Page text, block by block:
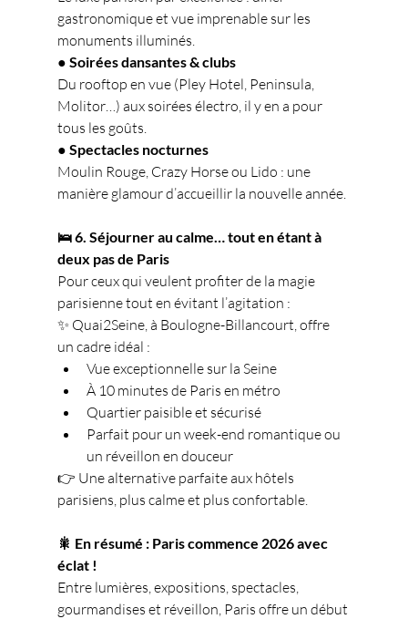
gastronomique et vue imprenable sur les
monuments illuminés.
● Soirées dansantes & clubs
Du rooftop en vue (Pley Hotel, Peninsula,
Molitor…) aux soirées électro, il y en a pour
tous les goûts.
● Spectacles nocturnes
Moulin Rouge, Crazy Horse ou Lido : une
manière glamour d’accueillir la nouvelle année.
🛌 6. Séjourner au calme… tout en étant à
deux pas de Paris
Pour ceux qui veulent profiter de la magie
parisienne tout en évitant l’agitation :
✨ Quai2Seine, à Boulogne-Billancourt, offre
un cadre idéal :
Vue exceptionnelle sur la Seine
À 10 minutes de Paris en métro
Quartier paisible et sécurisé
Parfait pour un week-end romantique ou
un réveillon en douceur
👉 Une alternative parfaite aux hôtels
parisiens, plus calme et plus confortable.
🎇 En résumé : Paris commence 2026 avec
éclat !
Entre lumières, expositions, spectacles,
gourmandises et réveillon, Paris offre un début